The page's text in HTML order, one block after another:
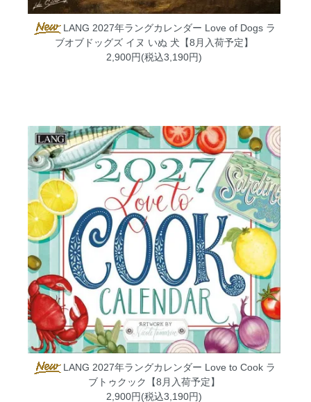
LANG 2027年ラングカレンダー Love of Dogs ラ
ブオブドッグズ イヌ いぬ 犬【8月入荷予定】
2,900円(税込3,190円)
LANG 2027年ラングカレンダー Love to Cook ラ
ブトゥクック【8月入荷予定】
2,900円(税込3,190円)